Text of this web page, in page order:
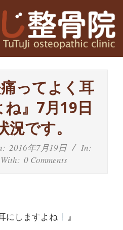
痛ってよく耳
』7月19日
況です。
2016年7月19日
In:
With: 0 Comments
にしますよね 』